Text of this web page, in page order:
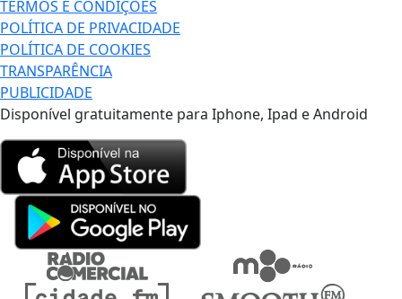
TERMOS E CONDIÇÕES
POLÍTICA DE PRIVACIDADE
POLÍTICA DE COOKIES
TRANSPARÊNCIA
PUBLICIDADE
Disponível gratuitamente para Iphone, Ipad e Android